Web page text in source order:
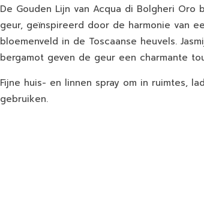
De Gouden Lijn van Acqua di Bolgheri Oro
geur, geïnspireerd door de harmonie van
bloemenveld in de Toscaanse heuvels.
bergamot geven de geur een charmante
Fijne huis- en linnen spray om in ruimtes,
gebruiken.